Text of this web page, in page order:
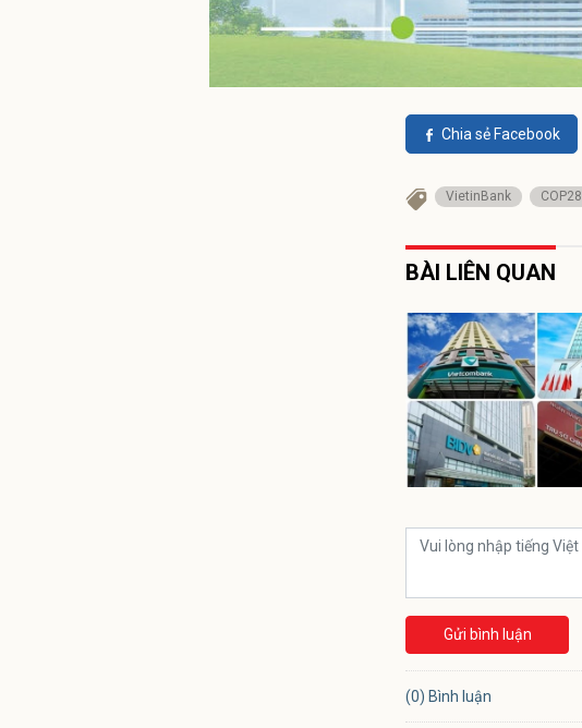
Chia sẻ Facebook
VietinBank COP28
BÀI LIÊN QUAN
Gửi bình luận
(0) Bình luận